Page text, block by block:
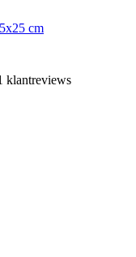
cm
klantreviews